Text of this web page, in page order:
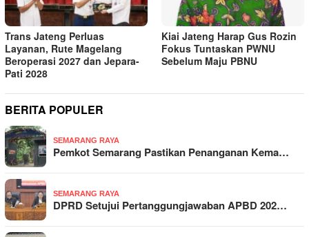
Trans Jateng Perluas
Layanan, Rute Magelang
Beroperasi 2027 dan Jepara-
Pati 2028
Kiai Jateng Harap Gus Rozin
Fokus Tuntaskan PWNU
Sebelum Maju PBNU
BERITA POPULER
SEMARANG RAYA
Pemkot Semarang Pastikan Penanganan Kema…
SEMARANG RAYA
DPRD Setujui Pertanggungjawaban APBD 202…